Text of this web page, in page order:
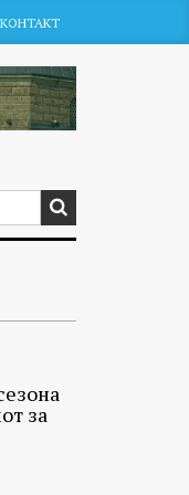
КОНТАКТ
за